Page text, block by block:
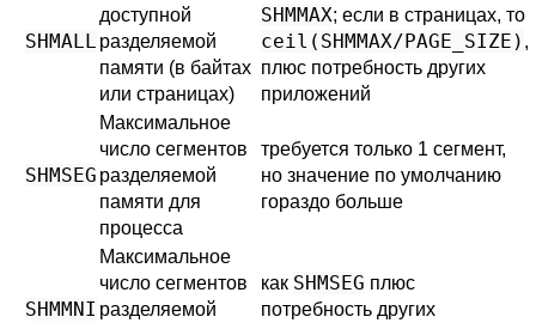
SHMALL
доступной
разделяемой
памяти (в байтах
или страницах)
SHMMAX; если в страницах, то
ceil(SHMMAX/PAGE_SIZE) ,
плюс потребность других
приложений
SHMSEG
Максимальное
число сегментов
разделяемой
памяти для
процесса
требуется только 1 сегмент,
но значение по умолчанию
гораздо больше
SHMMNI
Максимальное
число сегментов
разделяемой
как SHMSEG плюс
потребность других